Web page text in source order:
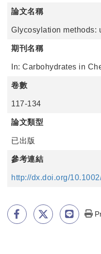
論文名稱
Glycosylation methods:
期刊名稱
In: Carbohydrates in
卷數
117-134
論文類型
已出版
參考連結
http://dx.doi.org/